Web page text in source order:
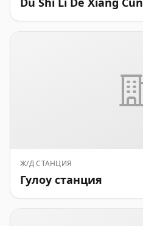
Ж/Д СТАНЦИЯ
Гулоу станция